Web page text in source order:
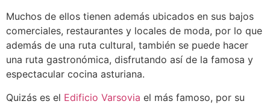
Muchos de ellos tienen además ubicados en sus bajos
comerciales, restaurantes y locales de moda, por lo que
además de una ruta cultural, también se puede hacer
una ruta gastronómica, disfrutando así de la famosa y
espectacular cocina asturiana.
Quizás es el Edificio Varsovia el más famoso, por su